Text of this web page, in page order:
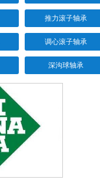
推力滚子轴承
调心滚子轴承
深沟球轴承